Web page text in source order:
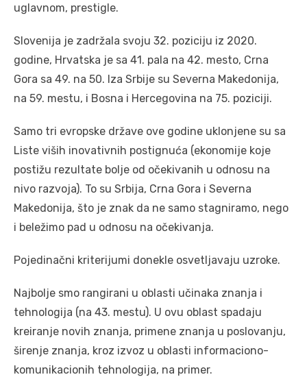
uglavnom, prestigle.
Slovenija je zadržala svoju 32. poziciju iz 2020.
godine, Hrvatska je sa 41. pala na 42. mesto, Crna
Gora sa 49. na 50. Iza Srbije su Severna Makedonija,
na 59. mestu, i Bosna i Hercegovina na 75. poziciji.
Samo tri evropske države ove godine uklonjene su sa
Liste viših inovativnih postignuća (ekonomije koje
postižu rezultate bolje od očekivanih u odnosu na
nivo razvoja). To su Srbija, Crna Gora i Severna
Makedonija, što je znak da ne samo stagniramo, nego
i beležimo pad u odnosu na očekivanja.
Pojedinačni kriterijumi donekle osvetljavaju uzroke.
Najbolje smo rangirani u oblasti učinaka znanja i
tehnologija (na 43. mestu). U ovu oblast spadaju
kreiranje novih znanja, primene znanja u poslovanju,
širenje znanja, kroz izvoz u oblasti informaciono-
komunikacionih tehnologija, na primer.